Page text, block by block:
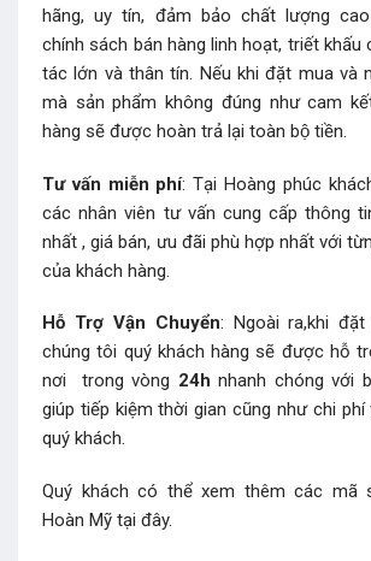
hãng, uy tín, đảm bảo chất lượng
chính sách bán hàng linh hoạt, triết
tác lớn và thân tín. Nếu khi đặt mua và
mà sản phẩm không đúng như cam
hàng sẽ được hoàn trả lại toàn bộ tiền.
Tư vấn miễn phí: Tại Hoàng phúc
các nhân viên tư vấn cung cấp thông
nhất , giá bán, ưu đãi phù hợp nhất với
của khách hàng.
Hỗ Trợ Vận Chuyển: Ngoài ra,khi
chúng tôi quý khách hàng sẽ được hỗ
nơi trong vòng 24h nhanh chóng với
giúp tiếp kiệm thời gian cũng như chi phí
quý khách.
Quý khách có thể xem thêm các mã
Hoàn Mỹ tại đây.